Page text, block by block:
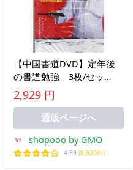
【中国書道DVD】定年後
の書道勉強 3枚/セッ
ト 老年学
&amp;amp;amp;amp;#20070;
2,929 円
通販ページへ
shopooo by GMO
4.39 (8,920件)